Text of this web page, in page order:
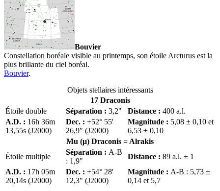
Bouvier
Constellation boréale visible au printemps, son étoile Arcturus est la
plus brillante du ciel boréal.
Bouvier.
Objets stellaires intéressants
17 Draconis
Étoile double
Séparation : 3,2" Distance : 400 a.l.
A.D. : 16h 36m
13,55s (J2000)
Dec. : +52° 55'
26,9" (J2000)
Magnitude : 5,08 ± 0,10 et
6,53 ± 0,10
Mu (μ) Draconis = Alrakis
Étoile multiple
Séparation : A-B
: 1,9"
Distance : 89 a.l. ± 1
A.D. : 17h 05m
20,14s (J2000)
Dec. : +54° 28'
12,3" (J2000)
Magnitude : A-B : 5,73 ±
0,14 et 5,7